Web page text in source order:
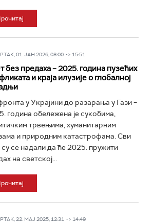
01. ЈАН 2026, 08:00 -> 15:51
без предаха – 2025. година пузећих
и краја илузије о глобалној
у Украјини до разарања у Гази –
година обележена је сукобима,
трвењима, хуманитарним
и природним катастрофама. Сви
су се надали да ће 2025. пружити
на светској...
22. МАЈ 2025, 12:31 -> 14:49